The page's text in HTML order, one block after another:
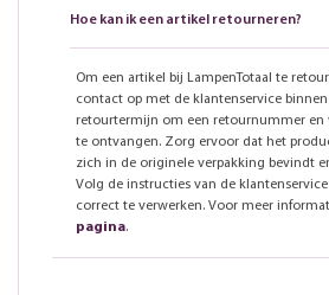
Hoe kan ik een artikel retourneren?
Om een artikel bij LampenTotaal te
contact op met de klantenservice
retourtermijn om een retournummer en
te ontvangen. Zorg ervoor dat het
zich in de originele verpakking bevindt
Volg de instructies van de
correct te verwerken. Voor meer
pagina.